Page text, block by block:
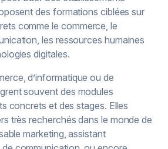
des formations ciblées sur
comme le commerce, le
les ressources humaines
digitales.
d’informatique ou de
souvent des modules
concrets et des stages. Elles
très recherchés dans le monde de
marketing, assistant